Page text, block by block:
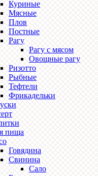
Куриные
Мясные
Плов
Постные
Рагу
Рагу с мясом
Овощные рагу
Ризотто
Рыбные
Тефтели
Фрикадельки
пища
Говядина
Свинина
Сало